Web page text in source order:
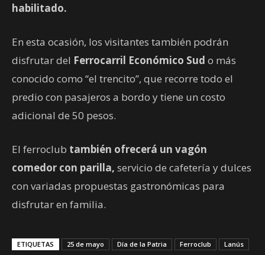
habilitado.
En esta ocasión, los visitantes también podrán
disfrutar del Ferrocarril Económico Sud o más
conocido como “el trencito”, que recorre todo el
predio con pasajeros a bordo y tiene un costo
adicional de 50 pesos.
El ferroclub también ofrecerá un vagón
comedor con parilla, servicio de cafetería y dulces
con variadas propuestas gastronómicas para
disfrutar en familia.
ETIQUETAS 25 de mayo Día de la Patria Ferroclub Lanús